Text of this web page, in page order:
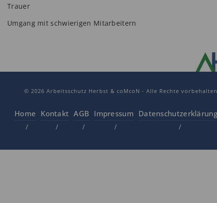
Trauer
Umgang mit schwierigen Mitarbeitern
© 2026 Arbeitsschutz Herbst & coMcoN - Alle Rechte vorbehalten
Home Kontakt AGB Impressum Datenschutzerklärung